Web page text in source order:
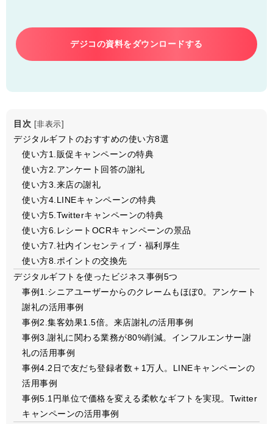
デジコの資料をダウンロードする
目次 非表示
デジタルギフトのおすすめの使い方8選
使い方1.販促キャンペーンの特典
使い方2.アンケート回答の謝礼
使い方3.来店の謝礼
使い方4.LINEキャンペーンの特典
使い方5.Twitterキャンペーンの特典
使い方6.レシートOCRキャンペーンの景品
使い方7.社内インセンティブ・福利厚生
使い方8.ポイントの交換先
デジタルギフトを使ったビジネス事例5つ
事例1.シニアユーザーからのクレームもほぼ0。アンケート
謝礼の活用事例
事例2.集客効果1.5倍。来店謝礼の活用事例
事例3.謝礼に関わる業務が80%削減。インフルエンサー謝
礼の活用事例
事例4.2日で友だち登録者数＋1万人。LINEキャンペーンの
活用事例
事例5.1円単位で価格を変える柔軟なギフトを実現。Twitter
キャンペーンの活用事例